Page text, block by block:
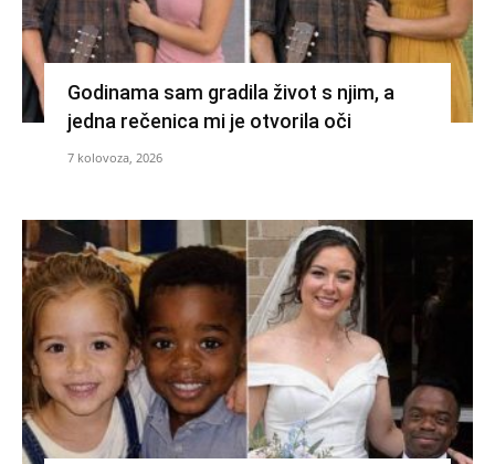
Godinama sam gradila život s njim, a
jedna rečenica mi je otvorila oči
7 kolovoza, 2026